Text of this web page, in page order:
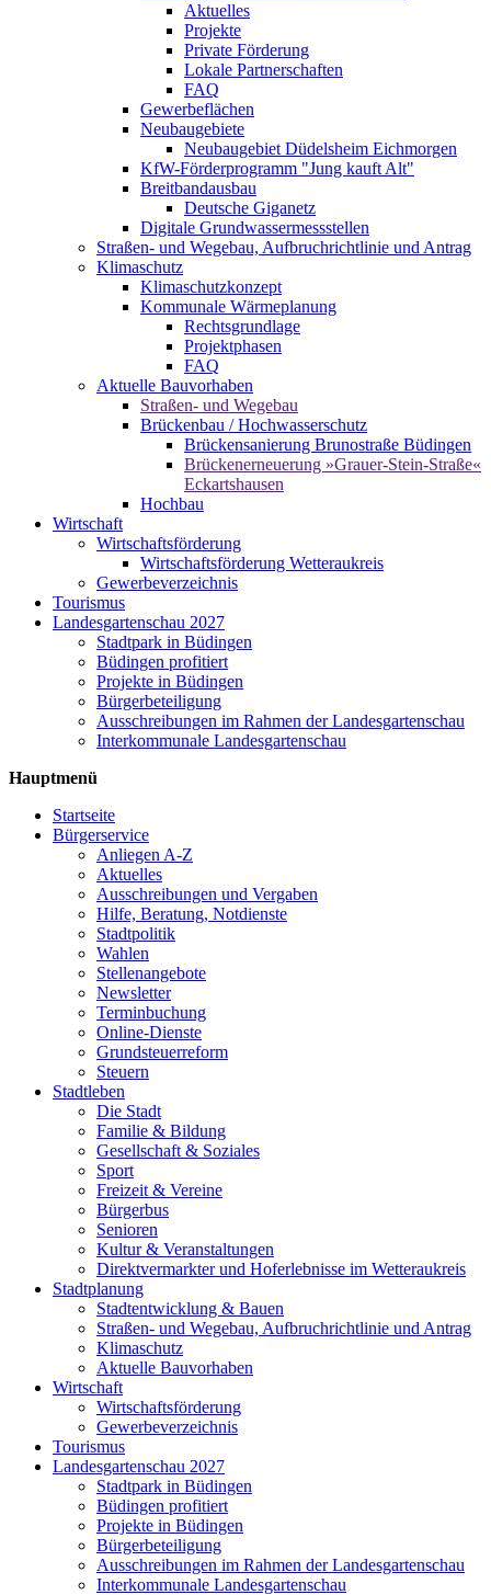
Aktuelles
Projekte
Private Förderung
Lokale Partnerschaften
FAQ
Gewerbeflächen
Neubaugebiete
Neubaugebiet Düdelsheim Eichmorgen
KfW-Förderprogramm "Jung kauft Alt"
Breitbandausbau
Deutsche Giganetz
Digitale Grundwassermessstellen
Straßen- und Wegebau, Aufbruchrichtlinie und Antrag
Klimaschutz
Klimaschutzkonzept
Kommunale Wärmeplanung
Rechtsgrundlage
Projektphasen
FAQ
Aktuelle Bauvorhaben
Straßen- und Wegebau
Brückenbau / Hochwasserschutz
Brückensanierung Brunostraße Büdingen
Brückenerneuerung »Grauer-Stein-Straße«
Eckartshausen
Hochbau
Wirtschaft
Wirtschaftsförderung
Wirtschaftsförderung Wetteraukreis
Gewerbeverzeichnis
Tourismus
Landesgartenschau 2027
Stadtpark in Büdingen
Büdingen profitiert
Projekte in Büdingen
Bürgerbeteiligung
Ausschreibungen im Rahmen der Landesgartenschau
Interkommunale Landesgartenschau
Hauptmenü
Startseite
Bürgerservice
Anliegen A-Z
Aktuelles
Ausschreibungen und Vergaben
Hilfe, Beratung, Notdienste
Stadtpolitik
Wahlen
Stellenangebote
Newsletter
Terminbuchung
Online-Dienste
Grundsteuerreform
Steuern
Stadtleben
Die Stadt
Familie & Bildung
Gesellschaft & Soziales
Sport
Freizeit & Vereine
Bürgerbus
Senioren
Kultur & Veranstaltungen
Direktvermarkter und Hoferlebnisse im Wetteraukreis
Stadtplanung
Stadtentwicklung & Bauen
Straßen- und Wegebau, Aufbruchrichtlinie und Antrag
Klimaschutz
Aktuelle Bauvorhaben
Wirtschaft
Wirtschaftsförderung
Gewerbeverzeichnis
Tourismus
Landesgartenschau 2027
Stadtpark in Büdingen
Büdingen profitiert
Projekte in Büdingen
Bürgerbeteiligung
Ausschreibungen im Rahmen der Landesgartenschau
Interkommunale Landesgartenschau